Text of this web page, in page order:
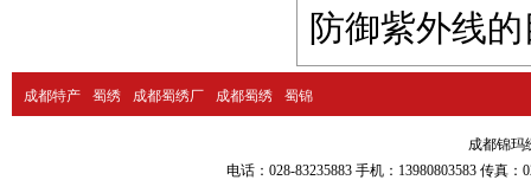
防御紫外线
成都特产 蜀绣 成都蜀绣厂 成都蜀绣 蜀锦
成都锦玛
电话：028-83235883 手机：13980803583 传真